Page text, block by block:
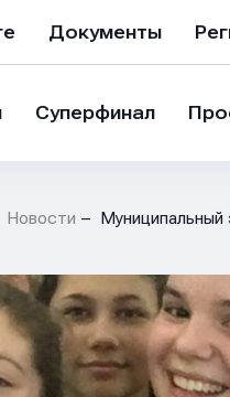
Документы
Суперфинал
Новости